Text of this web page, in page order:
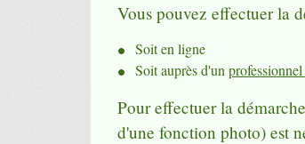
Vous pouvez effectuer la
Soit en ligne
Soit auprès d'un
Pour effectuer la
d'une fonction photo) est